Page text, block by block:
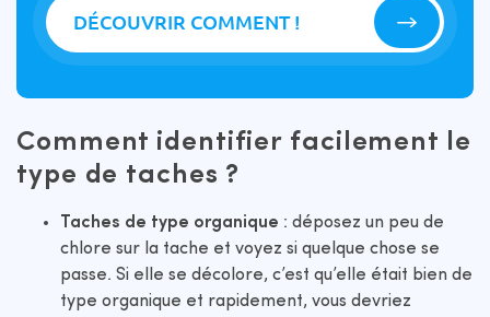
DÉCOUVRIR COMMENT !
Comment identifier facilement le
type de taches ?
Taches de type organique : déposez un peu de
chlore sur la tache et voyez si quelque chose se
passe. Si elle se décolore, c’est qu’elle était bien de
type organique et rapidement, vous devriez